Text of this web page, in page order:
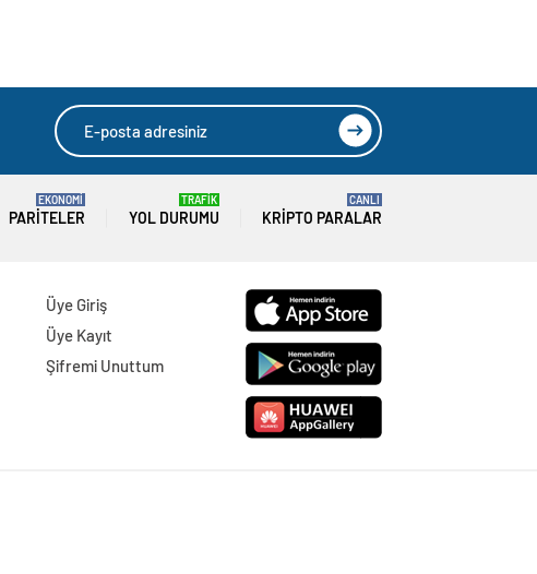
PARITELER
EKONOMİ
YOL DURUMU
TRAFİK
KRIPTO PARALAR
CANLI
Üye Giriş
Üye Kayıt
Şifremi Unuttum